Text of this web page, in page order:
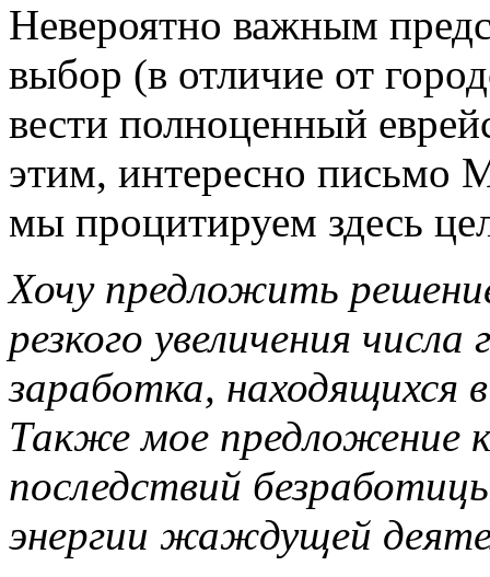
Невероятно важным
выбор (в отличие от
вести полноценный
этим, интересно письмо
мы процитируем здесь
Хочу предложить
резкого увеличения
заработка,
Также мое предложение
последствий
энергии жаждущей